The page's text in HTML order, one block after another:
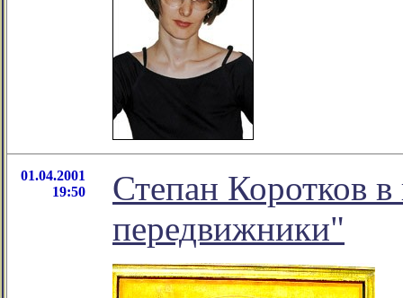
01.04.2001
19:50
Степан Коротков
передвижники"